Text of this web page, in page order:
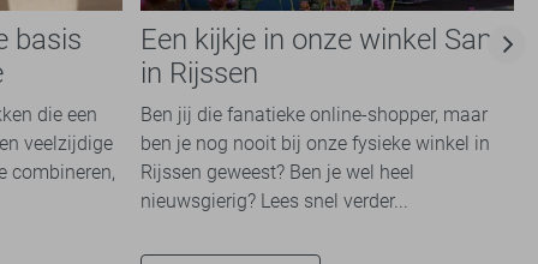
basis
die een
veelzijdige
combineren,
Een kijkje in onze winkel Sans
in Rijssen
Ben jij die fanatieke online-shopper, maar
ben je nog nooit bij onze fysieke winkel in
Rijssen geweest? Ben je wel heel
nieuwsgierig? Lees snel verder...